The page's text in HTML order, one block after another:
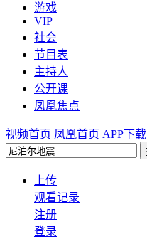
游戏
VIP
社会
节目表
主持人
公开课
凤凰焦点
视频首页 凤凰首页 APP下载
上传
观看记录
注册
登录